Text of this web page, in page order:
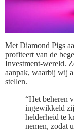
Met Diamond Pigs
profiteert van de
Investment-wereld.
aanpak, waarbij wij
stellen.
“Het beheren
ingewikkeld
helderheid te
nemen, zodat